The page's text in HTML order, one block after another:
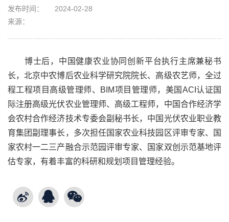
发布时间：
2024-02-28
来源：
博士后，中国健康农业协同创新平台执行主席兼秘书
长，北京中农博后农业科学研究院院长、高级农艺师，全过
程工程项目高级管理师、BIM项目管理师，美国ACI认证国
际注册高级光伏农业管理师、高级工程师，中国合作经济学
会农村合作经济技术专委会副秘书长，中国光伏农业职业教
育集团副理事长，多次担任国家农业科技园区评审专家、国
家农村一二三产融合示范园评审专家、国家双创示范基地评
估专家，有着丰富的科研和规划项目管理经验。